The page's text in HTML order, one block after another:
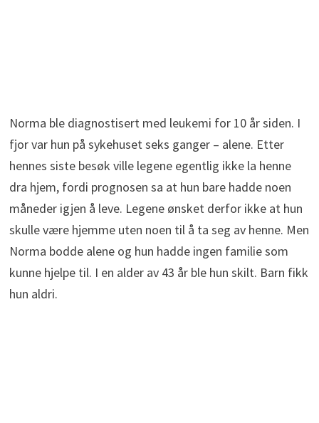
Norma ble diagnostisert med leukemi for 10 år siden. I
fjor var hun på sykehuset seks ganger – alene. Etter
hennes siste besøk ville legene egentlig ikke la henne
dra hjem, fordi prognosen sa at hun bare hadde noen
måneder igjen å leve. Legene ønsket derfor ikke at hun
skulle være hjemme uten noen til å ta seg av henne. Men
Norma bodde alene og hun hadde ingen familie som
kunne hjelpe til. I en alder av 43 år ble hun skilt. Barn fikk
hun aldri.